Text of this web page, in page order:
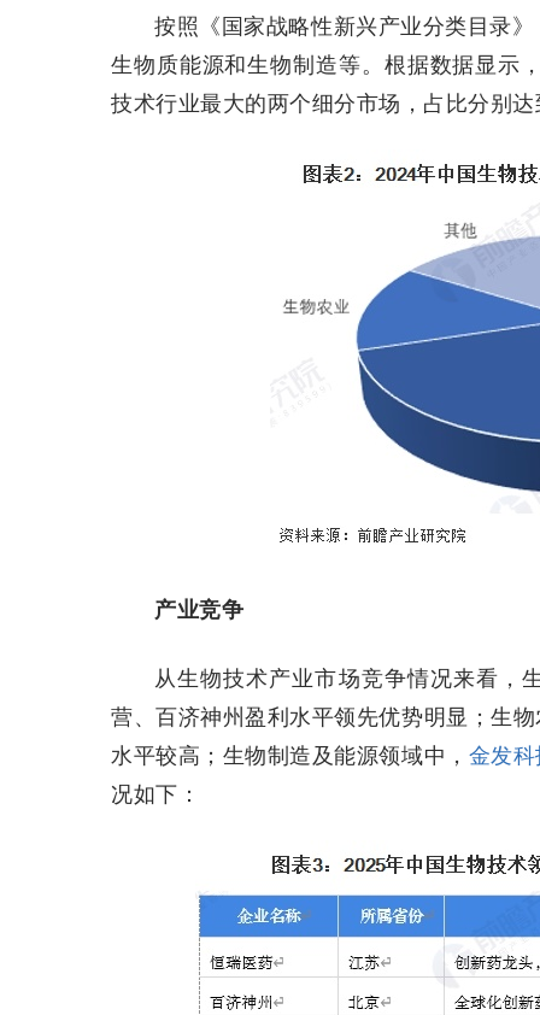
按照《国家战略性新兴产业分类目录
生物质能源和生物制造等。根据数据显示
技术行业最大的两个细分市场，占比分别
产业竞争
从生物技术产业市场竞争情况来看，
营、百济神州盈利水平领先优势明显；生
水平较高；生物制造及能源领域中， 金发
况如下：